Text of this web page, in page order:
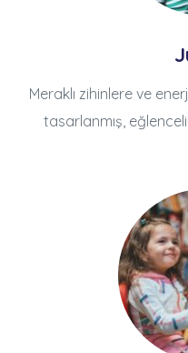
Meraklı zihinlere ve
tasarlanmış,